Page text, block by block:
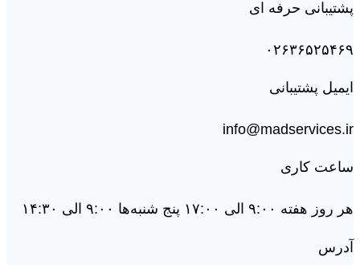
پشتیبانی حرفه ای
۰۲۶۳۶۵۲۵۴۶۹
ایمیل پشتیبانی
info@madservices.ir
ساعت کاری
هر روز هفته ۹:۰۰ الی ۱۷:۰۰ پنج شنبه‌ها ۹:۰۰ الی ۱۴:۳۰
آدرس